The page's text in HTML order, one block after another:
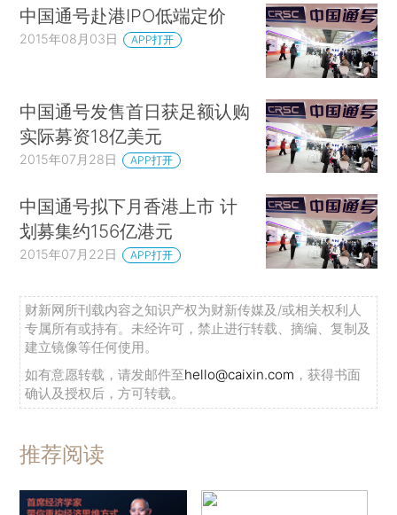
中国通号赴港IPO低端定价
2015年08月03日 APP打开
中国通号发售首日获足额认购
实际募资18亿美元
2015年07月28日 APP打开
中国通号拟下月香港上市 计
划募集约156亿港元
2015年07月22日 APP打开
财新网所刊载内容之知识产权为财新传媒及/或相关权利人
专属所有或持有。未经许可，禁止进行转载、摘编、复制及
建立镜像等任何使用。
如有意愿转载，请发邮件至hello@caixin.com ，获得书面
确认及授权后，方可转载。
推荐阅读